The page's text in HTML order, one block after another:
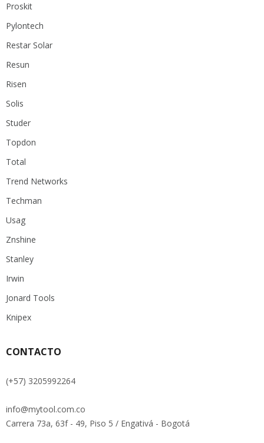
Proskit
Pylontech
Restar Solar
Resun
Risen
Solis
Studer
Topdon
Total
Trend Networks
Techman
Usag
Znshine
Stanley
Irwin
Jonard Tools
Knipex
CONTACTO
(+57) 3205992264
info@mytool.com.co
Carrera 73a, 63f - 49, Piso 5 / Engativá - Bogotá